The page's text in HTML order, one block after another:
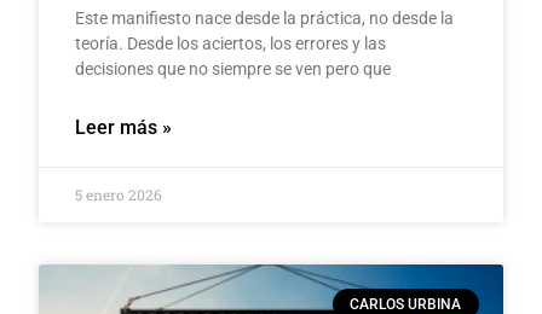
Este manifiesto nace desde la práctica, no desde la
teoría. Desde los aciertos, los errores y las
decisiones que no siempre se ven pero que
Leer más »
5 enero 2026
CARLOS URBINA